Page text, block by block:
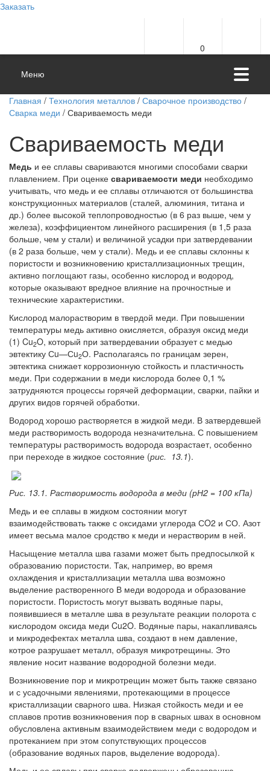
Заказать
0
Меню
Главная / Технология металлов / Сварочное производство /
Сварка меди / Свариваемость меди
Свариваемость меди
Медь и ее сплавы свариваются многими способами сварки
плавлением. При оценке свариваемости меди необходимо
учитывать, что медь и ее сплавы отличаются от большинства
конструкционных материалов (сталей, алюминия, титана и
др.) более высокой теплопроводностью (в 6 раз выше, чем у
железа), коэффициентом линейного расширения (в 1,5 раза
больше, чем у стали) и величиной усадки при затвердевании
(в 2 раза больше, чем у стали). Медь и ее сплавы склонны к
пористости и возникновению кристаллизационных трещин,
активно поглощают газы, особенно кислород и водород,
которые оказывают вредное влияние на прочностные и
технические характеристики.
Кислород малорастворим в твердой меди. При повышении
температуры медь активно окисляется, образуя оксид меди
(1) Cu2O, который при затвердевании образует с медью
эвтектику Сu—Сu2О. Располагаясь по границам зерен,
эвтектика снижает коррозионную стойкость и пластичность
меди. При содержании в меди кислорода более 0,1 %
затрудняются процессы горячей деформации, сварки, пайки и
других видов горячей обработки.
Водород хорошо растворяется в жидкой меди. В затвердевшей
меди растворимость водорода незначительна. С повышением
температуры растворимость водорода возрастает, особенно
при переходе в жидкое состояние (рис. 13.1).
Рис. 13.1. Растворимость водорода в меди (рН2 = 100 кПа)
Медь и ее сплавы в жидком состоянии могут
взаимодействовать также с оксидами углерода СO2 и СО. Азот
имеет весьма малое сродство к меди и нерастворим в ней.
Насыщение металла шва газами может быть предпосылкой к
образованию пористости. Так, например, во время
охлаждения и кристаллизации металла шва возможно
выделение растворенного В меди водорода и образование
пористости. Пористость могут вызвать водяные пары,
появившиеся в металле шва в результате реакции полорота с
кислородом оксида меди Cu2O. Водяные пары, накапливаясь
и микродефектах металла шва, создают в нем давление,
котрое разрушает металл, образуя микротрещины. Это
явление носит название водородной болезни меди.
Возникновение пор и микротрещин может быть также связано
и с усадочными явлениями, протекающими в процессе
кристаллизации сварного шва. Низкая стойкость меди и ее
сплавов против возникновения пор в сварных швах в основном
обусловлена активным взаимодействием меди с водородом и
протеканием при этом сопутствующих процессов
(образование водяных паров, выделение водорода).